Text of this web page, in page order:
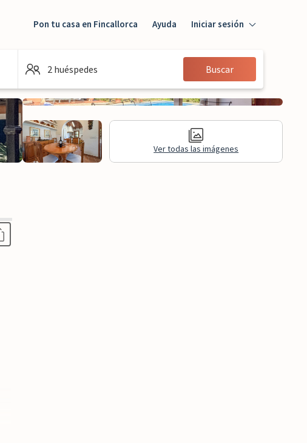
Pon tu casa en Fincallorca Ayuda Iniciar sesión
Iniciar sesión
Huésped
2 huéspedes Buscar
Ver todas las imágenes